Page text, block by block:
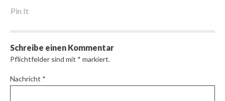
Pin It
Schreibe einen Kommentar
Pflichtfelder sind mit * markiert.
Nachricht *